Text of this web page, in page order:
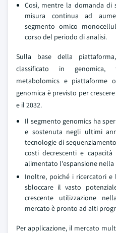
Così, mentre la domanda di
misura continua ad
segmento omico
corso del periodo di analisi.
Sulla base della
classificato in genomica,
metabolomics e piattaforme
genomica è previsto per
e il 2032.
Il segmento genomics ha
e sostenuta negli ultimi
tecnologie di
costi decrescenti e
alimentato l'espansione nella
Inoltre, poiché i ricercatori e
sbloccare il vasto
crescente utilizzazione
mercato è pronto ad alti
Per applicazione, il mercato